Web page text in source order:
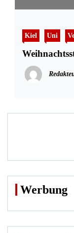
Kiel Uni
Werbung